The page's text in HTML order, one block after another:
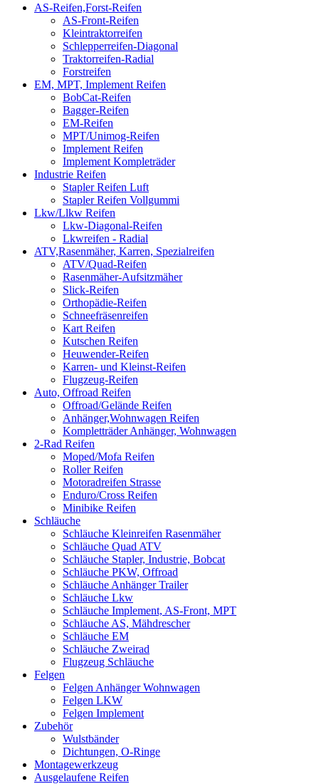
AS-Reifen,Forst-Reifen
AS-Front-Reifen
Kleintraktorreifen
Schlepperreifen-Diagonal
Traktorreifen-Radial
Forstreifen
EM, MPT, Implement Reifen
BobCat-Reifen
Bagger-Reifen
EM-Reifen
MPT/Unimog-Reifen
Implement Reifen
Implement Kompleträder
Industrie Reifen
Stapler Reifen Luft
Stapler Reifen Vollgummi
Lkw/Llkw Reifen
Lkw-Diagonal-Reifen
Lkwreifen - Radial
ATV,Rasenmäher, Karren, Spezialreifen
ATV/Quad-Reifen
Rasenmäher-Aufsitzmäher
Slick-Reifen
Orthopädie-Reifen
Schneefräsenreifen
Kart Reifen
Kutschen Reifen
Heuwender-Reifen
Karren- und Kleinst-Reifen
Flugzeug-Reifen
Auto, Offroad Reifen
Offroad/Gelände Reifen
Anhänger,Wohnwagen Reifen
Kompletträder Anhänger, Wohnwagen
2-Rad Reifen
Moped/Mofa Reifen
Roller Reifen
Motoradreifen Strasse
Enduro/Cross Reifen
Minibike Reifen
Schläuche
Schläuche Kleinreifen Rasenmäher
Schläuche Quad ATV
Schläuche Stapler, Industrie, Bobcat
Schläuche PKW, Offroad
Schläuche Anhänger Trailer
Schläuche Lkw
Schläuche Implement, AS-Front, MPT
Schläuche AS, Mähdrescher
Schläuche EM
Schläuche Zweirad
Flugzeug Schläuche
Felgen
Felgen Anhänger Wohnwagen
Felgen LKW
Felgen Implement
Zubehör
Wulstbänder
Dichtungen, O-Ringe
Montagewerkzeug
Ausgelaufene Reifen